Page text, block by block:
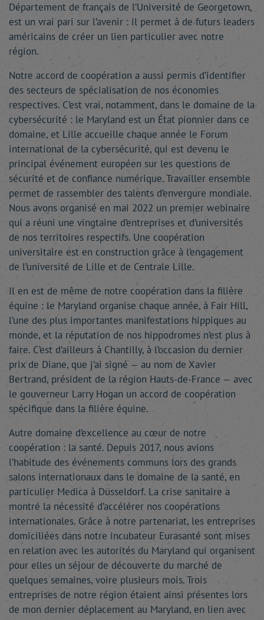
Département de français de l’Université de Georgetown,
est un vrai pari sur l’avenir : il permet à de futurs leaders
américains de créer un lien particulier avec notre
région.
Notre accord de coopération a aussi permis d’identifier
des secteurs de spécialisation de nos économies
respectives. C’est vrai, notamment, dans le domaine de la
cybersécurité : le Maryland est un État pionnier dans ce
domaine, et Lille accueille chaque année le Forum
international de la cybersécurité, qui est devenu le
principal événement européen sur les questions de
sécurité et de confiance numérique. Travailler ensemble
permet de rassembler des talents d’envergure mondiale.
Nous avons organisé en mai 2022 un premier webinaire
qui a réuni une vingtaine d’entreprises et d’universités
de nos territoires respectifs. Une coopération
universitaire est en construction grâce à l’engagement
de l’université de Lille et de Centrale Lille.
Il en est de même de notre coopération dans la filière
équine : le Maryland organise chaque année, à Fair Hill,
l’une des plus importantes manifestations hippiques au
monde, et la réputation de nos hippodromes n’est plus à
faire. C’est d’ailleurs à Chantilly, à l’occasion du dernier
prix de Diane, que j’ai signé — au nom de Xavier
Bertrand, président de la région Hauts-de-France — avec
le gouverneur Larry Hogan un accord de coopération
spécifique dans la filière équine.
Autre domaine d’excellence au cœur de notre
coopération : la santé. Depuis 2017, nous avions
l’habitude des événements communs lors des grands
salons internationaux dans le domaine de la santé, en
particulier Medica à Düsseldorf. La crise sanitaire a
montré la nécessité d’accélérer nos coopérations
internationales. Grâce à notre partenariat, les entreprises
domiciliées dans notre incubateur Eurasanté sont mises
en relation avec les autorités du Maryland qui organisent
pour elles un séjour de découverte du marché de
quelques semaines, voire plusieurs mois. Trois
entreprises de notre région étaient ainsi présentes lors
de mon dernier déplacement au Maryland, en lien avec